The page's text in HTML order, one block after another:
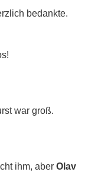
bedankte.
war groß.
ihm, aber Olav